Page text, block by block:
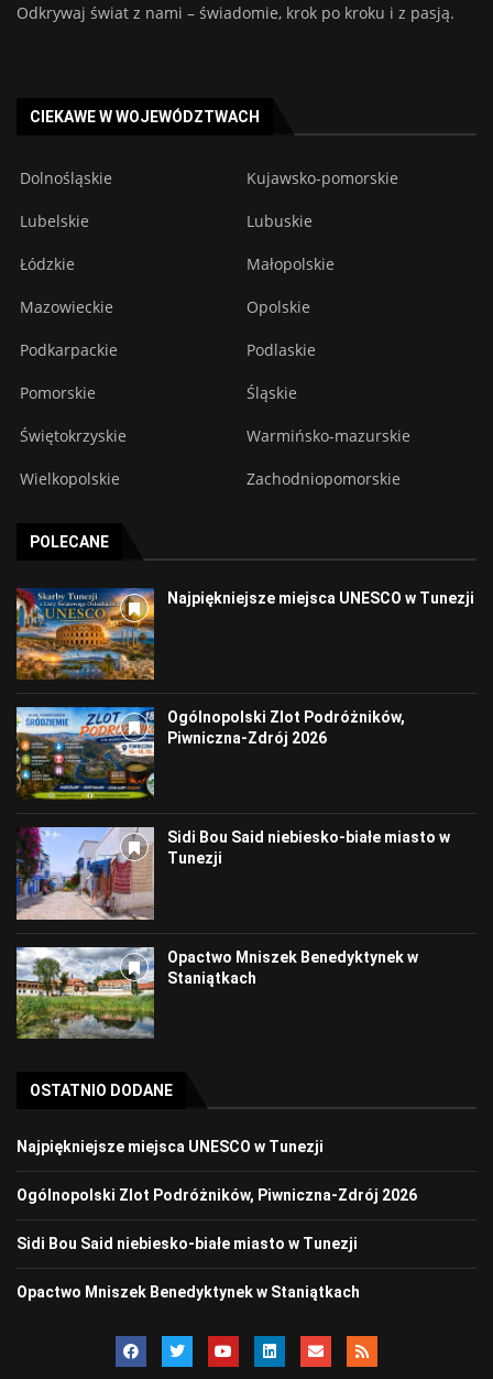
Odkrywaj świat z nami – świadomie, krok po kroku i z pasją.
CIEKAWE W WOJEWÓDZTWACH
Dolnośląskie Kujawsko-pomorskie
Lubelskie Lubuskie
Łódzkie Małopolskie
Mazowieckie Opolskie
Podkarpackie Podlaskie
Pomorskie Śląskie
Świętokrzyskie Warmińsko-mazurskie
Wielkopolskie Zachodniopomorskie
POLECANE
Najpiękniejsze miejsca UNESCO w Tunezji
Ogólnopolski Zlot Podróżników,
Piwniczna-Zdrój 2026
Sidi Bou Said niebiesko-białe miasto w
Tunezji
Opactwo Mniszek Benedyktynek w
Staniątkach
OSTATNIO DODANE
Najpiękniejsze miejsca UNESCO w Tunezji
Ogólnopolski Zlot Podróżników, Piwniczna-Zdrój 2026
Sidi Bou Said niebiesko-białe miasto w Tunezji
Opactwo Mniszek Benedyktynek w Staniątkach